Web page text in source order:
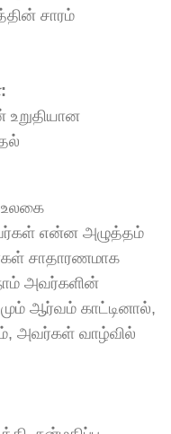
சாரம்
உலகை
என்ன அழுத்தம்
சாதாரணமாக
அவர்களின்
ஆர்வம் காட்டினால்,
அவர்கள் வாழ்வில்